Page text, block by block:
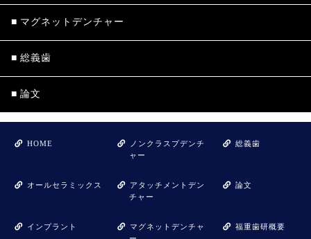
マグネット デンチャー
総義歯
論文
HOME
オールセラミックス
インプラント
ノンクラスプデンチ
ャー
アタッチメントデン
チャー
マグネットデンチャ
総義歯
論文
福重歯研概要